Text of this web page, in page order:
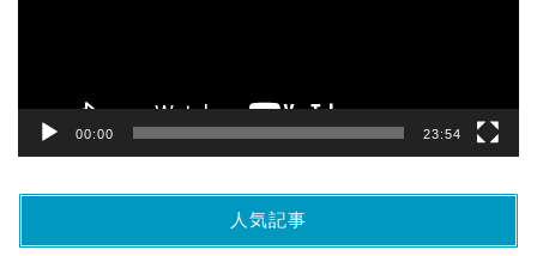
00:00 23:54
人気記事